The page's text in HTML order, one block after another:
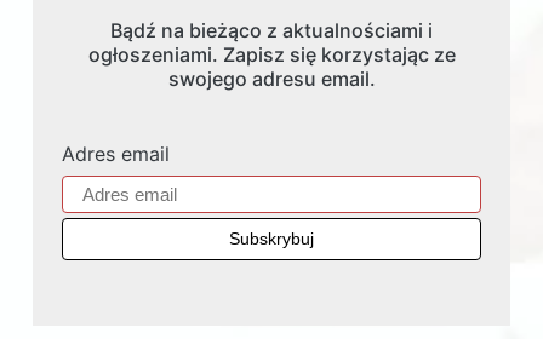
Bądź na bieżąco z aktualnościami i
ogłoszeniami. Zapisz się korzystając ze
swojego adresu email.
Adres email